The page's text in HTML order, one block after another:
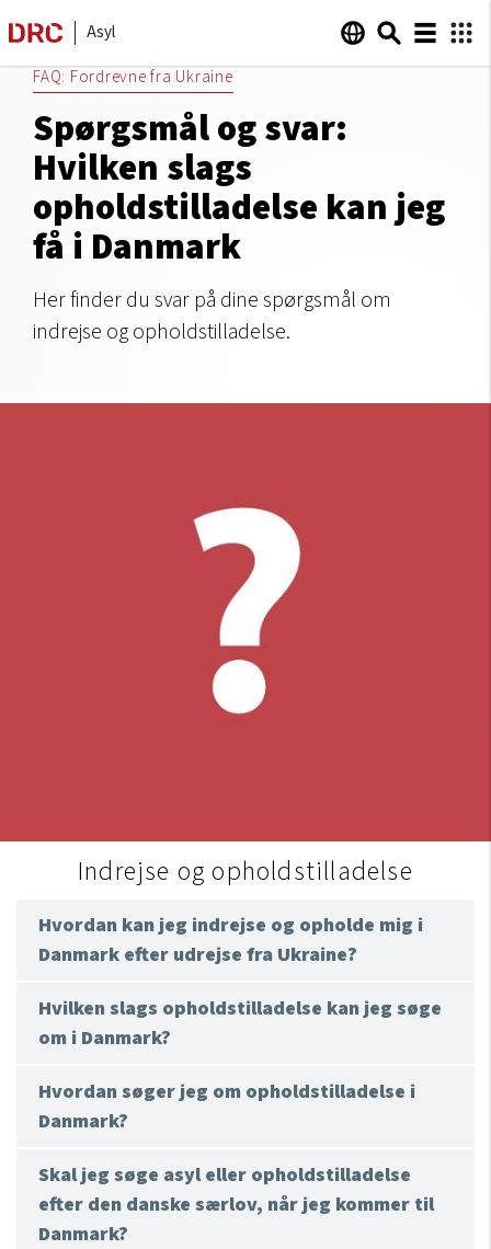
Asyl
FAQ: Fordrevne fra Ukraine
Spørgsmål og svar:
Hvilken slags
opholdstilladelse kan jeg
få i Danmark
Her finder du svar på dine spørgsmål om
indrejse og opholdstilladelse.
Indrejse og opholdstilladelse
Hvordan kan jeg indrejse og opholde mig i
Danmark efter udrejse fra Ukraine?
Hvilken slags opholdstilladelse kan jeg søge
om i Danmark?
Hvordan søger jeg om opholdstilladelse i
Danmark?
Skal jeg søge asyl eller opholdstilladelse
efter den danske særlov, når jeg kommer til
Danmark?